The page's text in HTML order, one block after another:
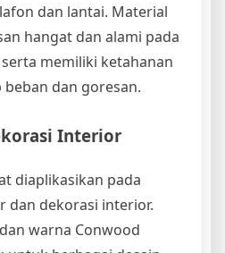
dan lantai. Material
hangat dan alami pada
memiliki ketahanan
dan goresan.
Interior
diaplikasikan pada
dan dekorasi interior.
warna Conwood